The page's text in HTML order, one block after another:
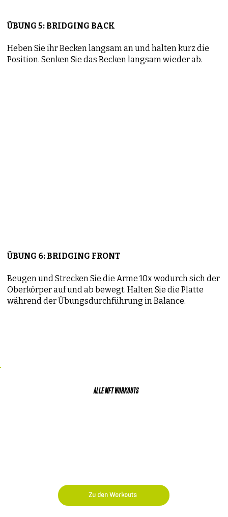
ÜBUNG 5: BRIDGING BACK
Heben Sie ihr Becken langsam an und halten kurz die
Position. Senken Sie das Becken langsam wieder ab.
ÜBUNG 6: BRIDGING FRONT
Beugen und Strecken Sie die Arme 10x wodurch sich der
Oberkörper auf und ab bewegt. Halten Sie die Platte
während der Übungsdurchführung in Balance.
Zu den Workouts
ALLE MFT WORKOUTS